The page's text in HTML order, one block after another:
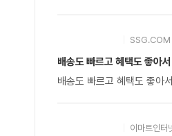
SSG.COM
배송도 빠르고 혜택도 좋아
배송도 빠르고 혜택도 좋아
이마트인터